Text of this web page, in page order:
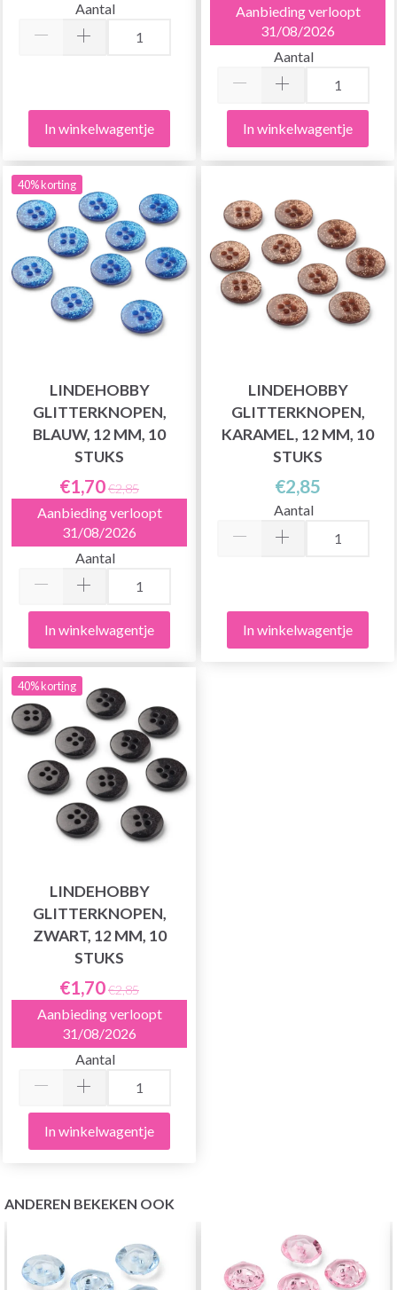
Aantal
In winkelwagentje
Aanbieding verloopt
31/08/2026
Aantal
In winkelwagentje
40% korting
LINDEHOBBY
GLITTERKNOPEN,
BLAUW, 12 MM, 10
STUKS
€1,70€2,85
Aanbieding verloopt
31/08/2026
Aantal
In winkelwagentje
LINDEHOBBY
GLITTERKNOPEN,
KARAMEL, 12 MM, 10
STUKS
€2,85
Aantal
In winkelwagentje
40% korting
LINDEHOBBY
GLITTERKNOPEN,
ZWART, 12 MM, 10
STUKS
€1,70€2,85
Aanbieding verloopt
31/08/2026
Aantal
In winkelwagentje
ANDEREN BEKEKEN OOK